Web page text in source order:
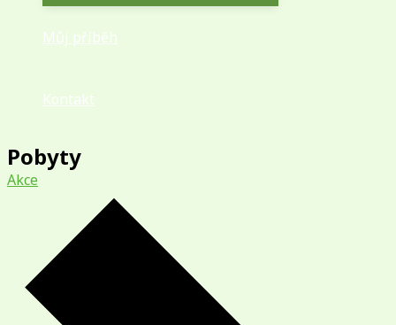
Můj příběh
Kontakt
Pobyty
Akce